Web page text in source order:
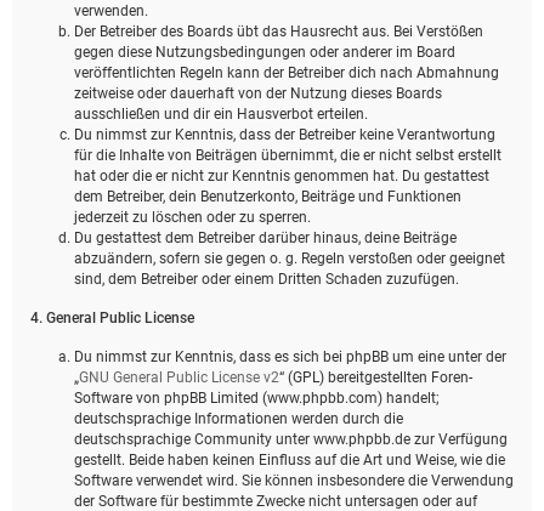
verwenden.
Der Betreiber des Boards übt das Hausrecht aus. Bei Verstößen
gegen diese Nutzungsbedingungen oder anderer im Board
veröffentlichten Regeln kann der Betreiber dich nach Abmahnung
zeitweise oder dauerhaft von der Nutzung dieses Boards
ausschließen und dir ein Hausverbot erteilen.
Du nimmst zur Kenntnis, dass der Betreiber keine Verantwortung
für die Inhalte von Beiträgen übernimmt, die er nicht selbst erstellt
hat oder die er nicht zur Kenntnis genommen hat. Du gestattest
dem Betreiber, dein Benutzerkonto, Beiträge und Funktionen
jederzeit zu löschen oder zu sperren.
Du gestattest dem Betreiber darüber hinaus, deine Beiträge
abzuändern, sofern sie gegen o. g. Regeln verstoßen oder geeignet
sind, dem Betreiber oder einem Dritten Schaden zuzufügen.
4. General Public License
Du nimmst zur Kenntnis, dass es sich bei phpBB um eine unter der
„GNU General Public License v2“ (GPL) bereitgestellten Foren-
Software von phpBB Limited (www.phpbb.com) handelt;
deutschsprachige Informationen werden durch die
deutschsprachige Community unter www.phpbb.de zur Verfügung
gestellt. Beide haben keinen Einfluss auf die Art und Weise, wie die
Software verwendet wird. Sie können insbesondere die Verwendung
der Software für bestimmte Zwecke nicht untersagen oder auf